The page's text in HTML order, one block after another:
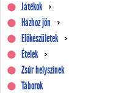
Játékok
Házhoz jön
Előkészületek
Ételek
Zsúr helyszínek
Táborok